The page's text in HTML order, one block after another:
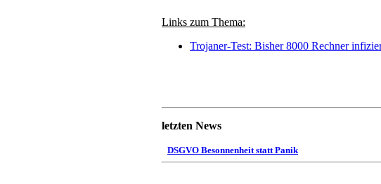
Links zum Thema:
Trojaner-Test: Bisher 8000 Rechner
letzten News
DSGVO Besonnenheit statt Panik